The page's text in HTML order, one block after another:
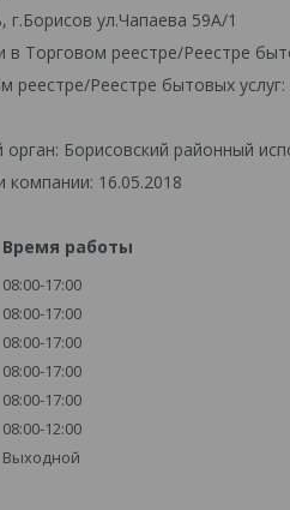
г.Борисов ул.Чапаева 59А/1
в Торговом реестре/Реестре
реестре/Реестре бытовых
орган: Борисовский районный
компании: 16.05.2018
Время работы
08:00-17:00
08:00-17:00
08:00-17:00
08:00-17:00
08:00-17:00
08:00-12:00
Выходной